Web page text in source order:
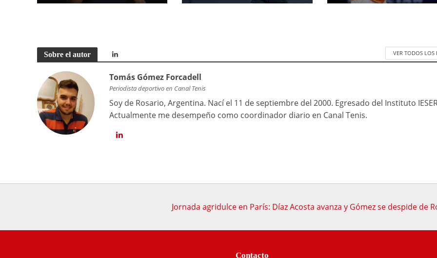
Sobre el autor VER TODOS LOS
Tomás Gómez Forcadell
Periodista deportivo en Canal Tenis
Soy de Rosario, Argentina. Nací el 11 de septiembre del 2000. Egresado del Instituto
Actualmente me desempeño como coordinador diario en Canal Tenis.
Jornada agridulce en París: Díaz Acosta avanza y Gómez se despide de
Contacto